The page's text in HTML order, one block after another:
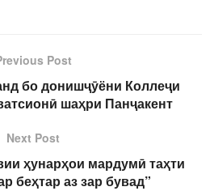
Post
бо донишҷӯёни Коллеҷи
шаҳри Панҷакент
Next Post
ҳунарҳои мардумӣ таҳти
беҳтар аз зар бувад”